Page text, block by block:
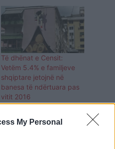
My Personal
Të dhënat e Censit:
Vetëm 5.4% e familjeve
shqiptare jetojnë në
banesa të ndërtuara pas
vitit 2016